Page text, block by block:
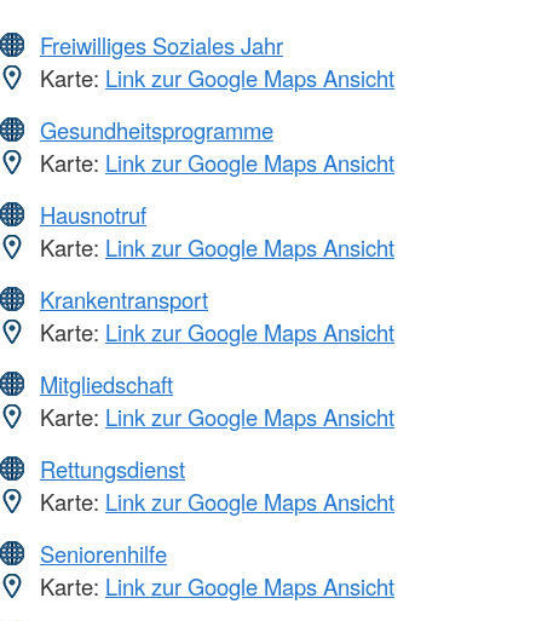
Freiwilliges Soziales Jahr
Karte: Link zur Google Maps Ansicht
Gesundheitsprogramme
Karte: Link zur Google Maps Ansicht
Hausnotruf
Karte: Link zur Google Maps Ansicht
Krankentransport
Karte: Link zur Google Maps Ansicht
Mitgliedschaft
Karte: Link zur Google Maps Ansicht
Rettungsdienst
Karte: Link zur Google Maps Ansicht
Seniorenhilfe
Karte: Link zur Google Maps Ansicht